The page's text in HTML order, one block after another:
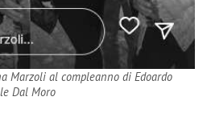
Marzoli al compleanno di Edoardo
Dal Moro